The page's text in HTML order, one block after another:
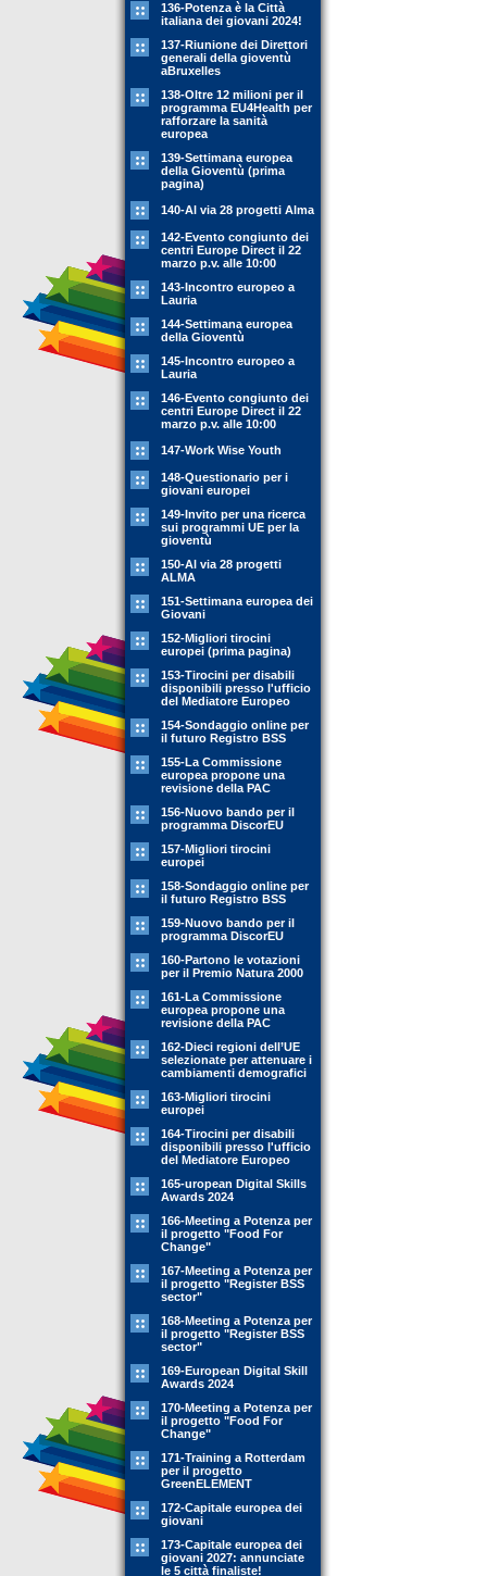
136-Potenza è la Città
italiana dei giovani 2024!
137-Riunione dei Direttori
generali della gioventù
aBruxelles
138-Oltre 12 milioni per il
programma EU4Health per
rafforzare la sanità
europea
139-Settimana europea
della Gioventù (prima
pagina)
140-Al via 28 progetti Alma
142-Evento congiunto dei
centri Europe Direct il 22
marzo p.v. alle 10:00
143-Incontro europeo a
Lauria
144-Settimana europea
della Gioventù
145-Incontro europeo a
Lauria
146-Evento congiunto dei
centri Europe Direct il 22
marzo p.v. alle 10:00
147-Work Wise Youth
148-Questionario per i
giovani europei
149-Invito per una ricerca
sui programmi UE per la
gioventù
150-Al via 28 progetti
ALMA
151-Settimana europea dei
Giovani
152-Migliori tirocini
europei (prima pagina)
153-Tirocini per disabili
disponibili presso l'ufficio
del Mediatore Europeo
154-Sondaggio online per
il futuro Registro BSS
155-La Commissione
europea propone una
revisione della PAC
156-Nuovo bando per il
programma DiscorEU
157-Migliori tirocini
europei
158-Sondaggio online per
il futuro Registro BSS
159-Nuovo bando per il
programma DiscorEU
160-Partono le votazioni
per il Premio Natura 2000
161-La Commissione
europea propone una
revisione della PAC
162-Dieci regioni dell’UE
selezionate per attenuare i
cambiamenti demografici
163-Migliori tirocini
europei
164-Tirocini per disabili
disponibili presso l'ufficio
del Mediatore Europeo
165-uropean Digital Skills
Awards 2024
166-Meeting a Potenza per
il progetto "Food For
Change"
167-Meeting a Potenza per
il progetto "Register BSS
sector"
168-Meeting a Potenza per
il progetto "Register BSS
sector"
169-European Digital Skill
Awards 2024
170-Meeting a Potenza per
il progetto "Food For
Change"
171-Training a Rotterdam
per il progetto
GreenELEMENT
172-Capitale europea dei
giovani
173-Capitale europea dei
giovani 2027: annunciate
le 5 città finaliste!